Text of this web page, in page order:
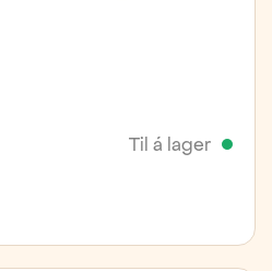
Til á lager